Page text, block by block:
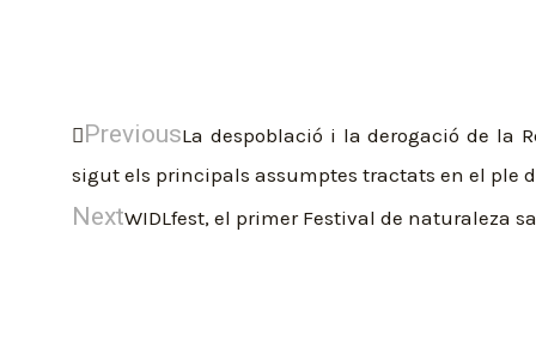
PreviousLa despoblació i la derogació de la
sigut els principals assumptes tractats en el ple
NextWIDLfest, el primer Festival de naturaleza